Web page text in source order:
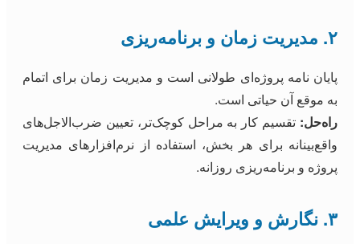
۲. مدیریت زمان و برنامه‌ریزی
پایان نامه پروژه‌ای طولانی است و مدیریت زمان برای اتمام
به موقع آن حیاتی است.
راه‌حل: تقسیم کار به مراحل کوچک‌تر، تعیین ضرب‌الاجل‌های
واقع‌بینانه برای هر بخش، استفاده از نرم‌افزارهای مدیریت
پروژه و برنامه‌ریزی روزانه.
۳. نگارش و ویرایش علمی